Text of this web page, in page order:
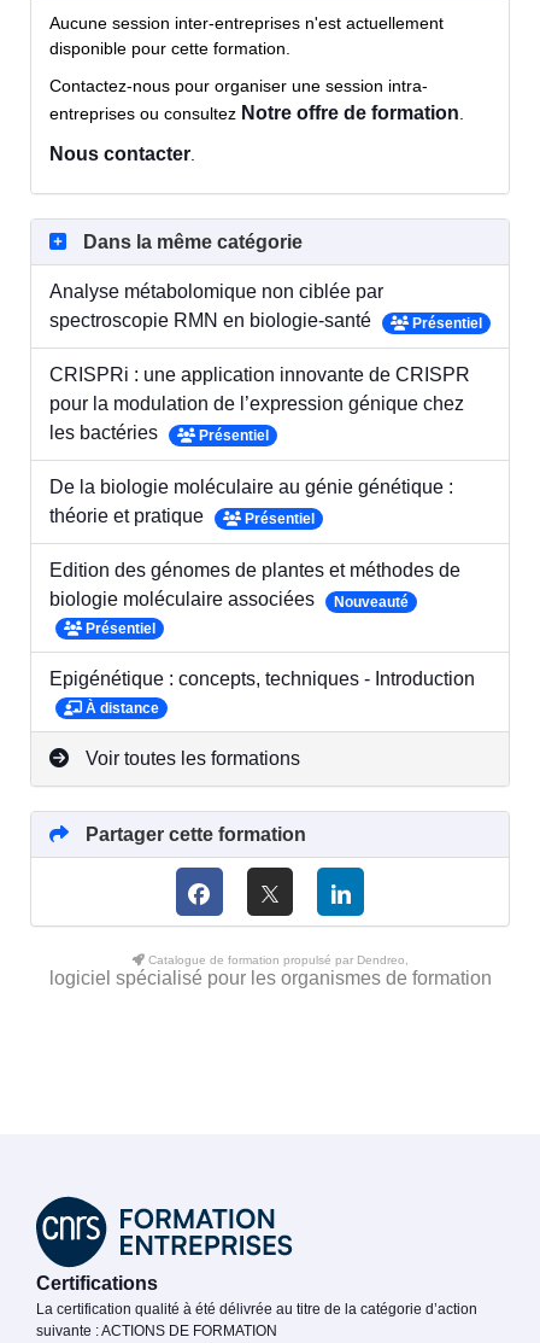
Aucune session inter-entreprises n'est actuellement
disponible pour cette formation.
Contactez-nous pour organiser une session intra-
entreprises ou consultez Notre offre de formation.
Nous contacter.
Dans la même catégorie
Analyse métabolomique non ciblée par
spectroscopie RMN en biologie-santé
Présentiel
CRISPRi : une application innovante de CRISPR
pour la modulation de l’expression génique chez
les bactéries
Présentiel
De la biologie moléculaire au génie génétique :
théorie et pratique
Présentiel
Edition des génomes de plantes et méthodes de
biologie moléculaire associées
Nouveauté
Présentiel
Epigénétique : concepts, techniques - Introduction
À distance
Voir toutes les formations
Partager cette formation
Catalogue de formation propulsé par Dendreo,
logiciel spécialisé pour les organismes de formation
Certifications
La certification qualité à été délivrée au titre de la catégorie d’action
suivante : ACTIONS DE FORMATION